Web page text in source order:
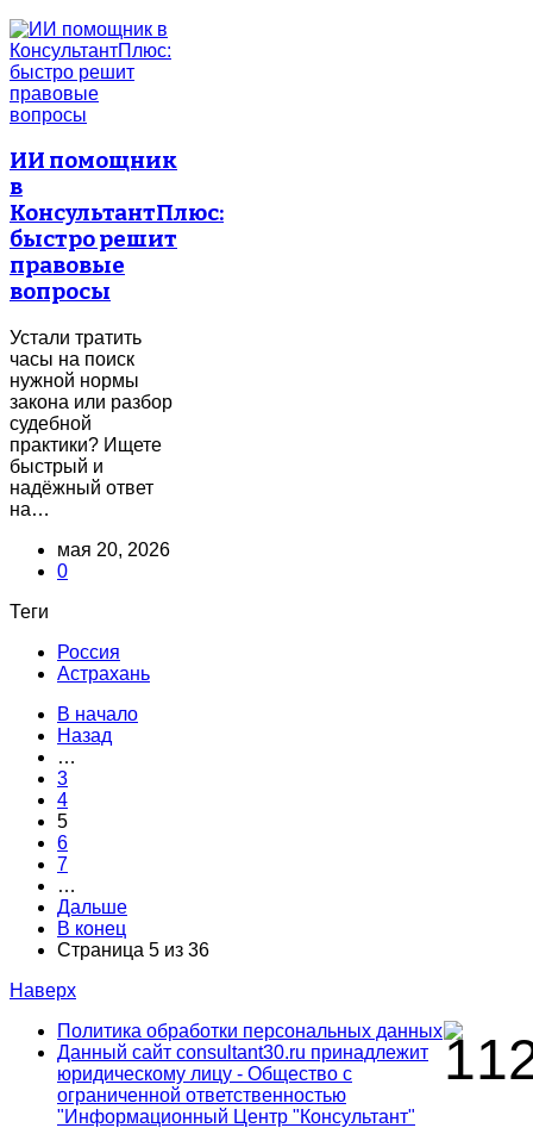
ИИ помощник
в
КонсультантПлюс:
быстро решит
правовые
вопросы
Устали тратить
часы на поиск
нужной нормы
закона или разбор
судебной
практики? Ищете
быстрый и
надёжный ответ
на…
мая 20, 2026
0
Теги
Россия
Астрахань
В начало
Назад
…
3
4
5
6
7
…
Дальше
В конец
Страница 5 из 36
Наверх
Политика обработки персональных данных
Данный сайт consultant30.ru принадлежит
юридическому лицу - Общество с
ограниченной ответственностью
"Информационный Центр "Консультант"